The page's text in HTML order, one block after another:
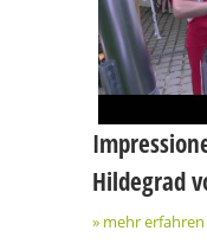
Hildegrad
» mehr erfahren